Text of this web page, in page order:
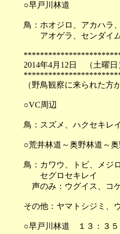
○早戸川林道
鳥：ホオジロ、アカハラ
アオゲラ、センダイム
2014年4
（野鳥観察に来られた方
○VC周辺
鳥：スズメ、ハクセキレ
○荒井林道～奥野林道～
鳥：カワウ、トビ、メジ
セグロセキレイ
声のみ：ウグイス、コ
その他：ヤマトシジミ、
○早戸川林道 １３：３５